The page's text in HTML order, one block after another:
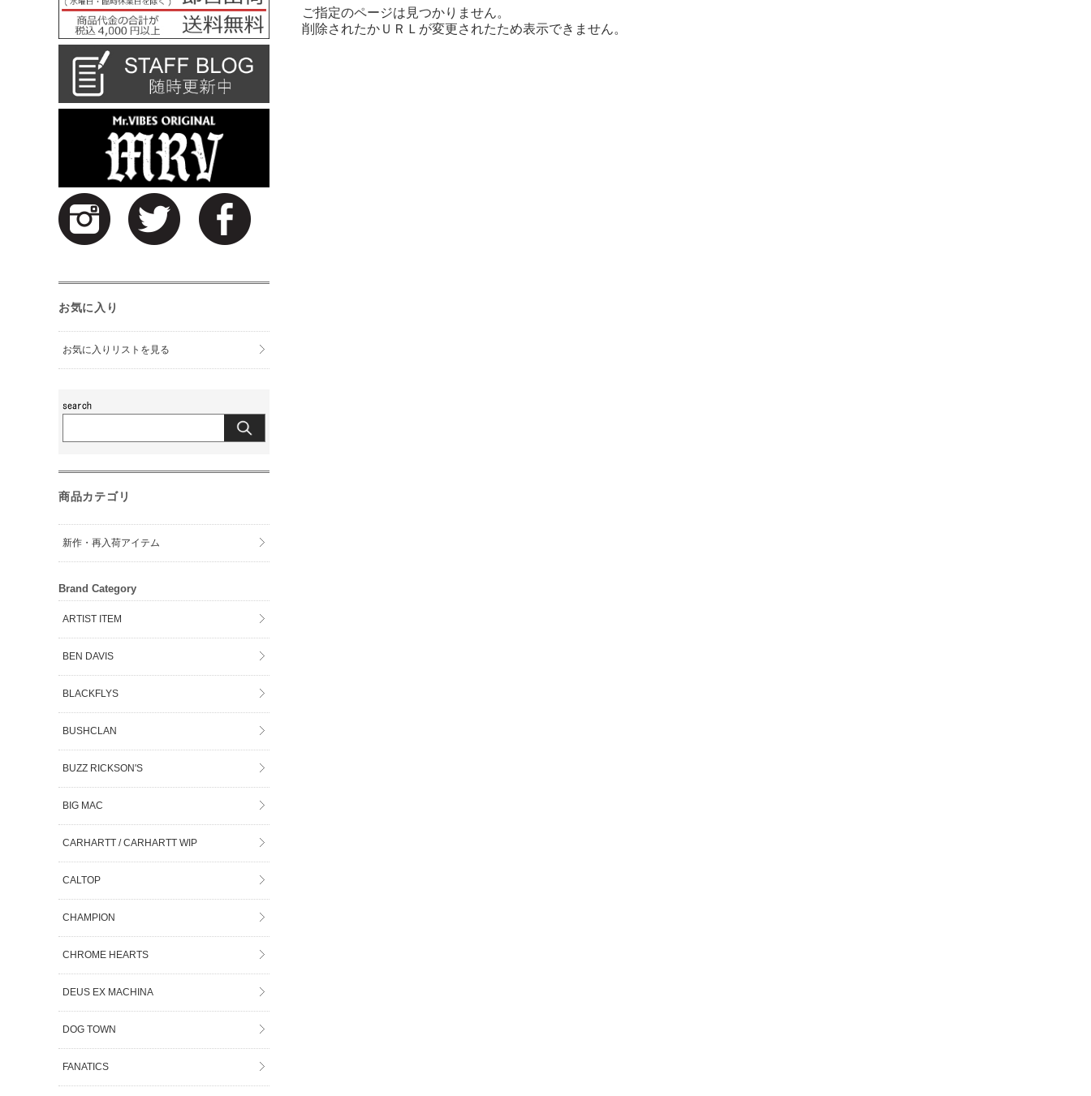
ご指定のページは見つかりません。
削除されたかＵＲＬが変更されたため表示できません。
お気に入り
お気に入りリストを見る
商品カテゴリ
新作・再入荷アイテム
Brand Category
ARTIST ITEM
BEN DAVIS
BLACKFLYS
BUSHCLAN
BUZZ RICKSON'S
BIG MAC
CARHARTT / CARHARTT WIP
CALTOP
CHAMPION
CHROME HEARTS
DEUS EX MACHINA
DOG TOWN
FANATICS